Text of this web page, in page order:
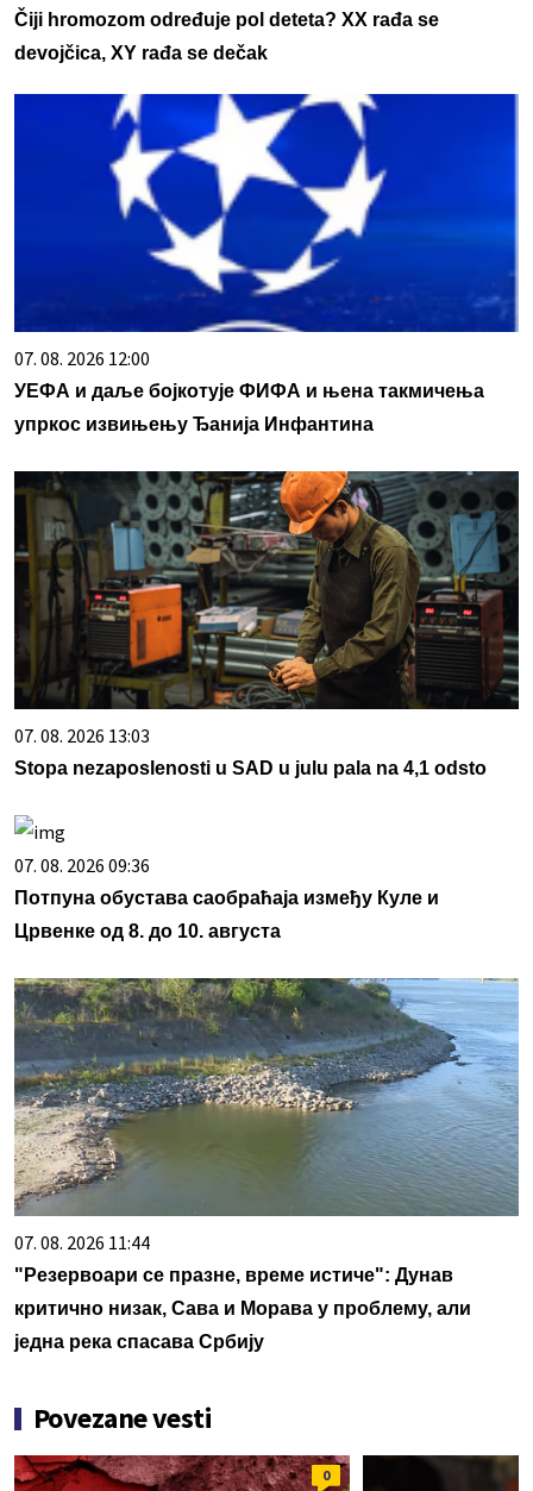
Čiji hromozom određuje pol deteta? XX rađa se
devojčica, XY rađa se dečak
07. 08. 2026 12:00
УЕФА и даље бојкотује ФИФА и њена такмичења
упркос извињењу Ђанија Инфантина
07. 08. 2026 13:03
Stopa nezaposlenosti u SAD u julu pala na 4,1 odsto
07. 08. 2026 09:36
Потпуна обустава саобраћаја између Куле и
Црвенке од 8. до 10. августа
07. 08. 2026 11:44
"Резервоари се празне, време истиче": Дунав
критично низак, Сава и Морава у проблему, али
једна река спасава Србију
Povezane vesti
0